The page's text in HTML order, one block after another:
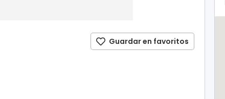
Guardar en favoritos